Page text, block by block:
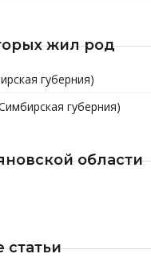
жил род
губерния)
губерния)
области